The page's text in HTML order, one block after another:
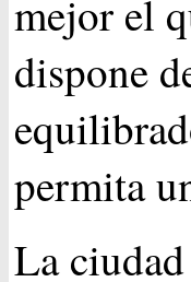
mejor el
dispone
permita
La